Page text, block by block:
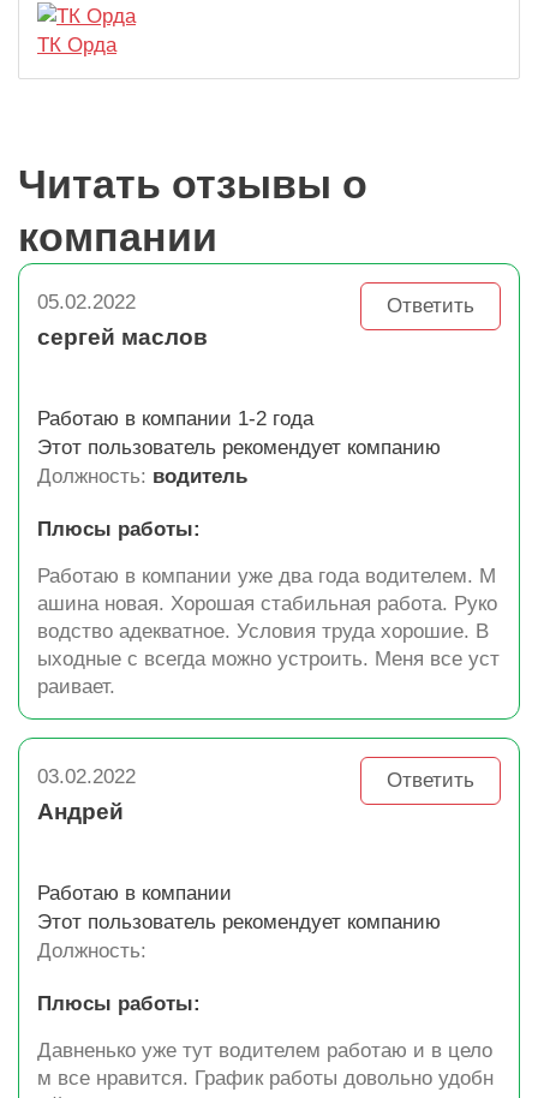
ТК Орда
Читать отзывы о
компании
05.02.2022 Ответить
сергей маслов
Работаю в компании 1-2 года
Этот пользователь рекомендует компанию
Должность: водитель
Плюсы работы:
Работаю в компании уже два года водителем. М
ашина новая. Хорошая стабильная работа. Руко
водство адекватное. Условия труда хорошие. В
ыходные с всегда можно устроить. Меня все уст
раивает.
03.02.2022 Ответить
Андрей
Работаю в компании
Этот пользователь рекомендует компанию
Должность:
Плюсы работы:
Давненько уже тут водителем работаю и в цело
м все нравится. График работы довольно удобн